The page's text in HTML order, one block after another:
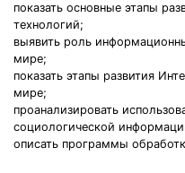
показать основные этапы
технологий;
выявить роль
мире;
показать этапы развития
мире;
проанализировать
социологической
описать программы